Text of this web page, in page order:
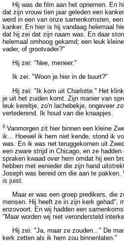
Hij was de film aan het opnemen. En
dat zijn vrouw tien jaar geleden een
werd in een van onze samenkomsten,
kanker. En hier is hij vandaag helemaal
dat hij zei dat zijn naam was. En daar
helemaal omhoog gekamd; een leuk
vader, of grootvader?"
Hij zei: "Nee, meneer."
Ik zei: "Woon je hier in de buurt?"
Hij zei: "Ik kom uit Charlotte." Het
je uit het zuiden komt. Zijn manier van
leuk kereltje, zo'n lachebekje, ongeveer zo
vertederend. Ik houd van die knaapjes.
6 Vanmorgen zit hier binnen een kleine
ik... Hoewel ik hem niet kende, stond ik
was. En ik was net teruggekomen uit
een zware strijd in Chicago, en ze
spraken kwaad over hem omdat hij een
hebben met eenieder die zijn hand
Joseph was bereid om die aan te
is juist.
Maar er was een groep predikers, die
mensen. Hij heeft ze in zijn kerk gehad",
enzovoort. En wij hadden een
"Maar worden wij niet verondersteld
Hij zei: "Ja, maar ze zouden..." De
kerk zetten als ik hem zou binnenlaten."